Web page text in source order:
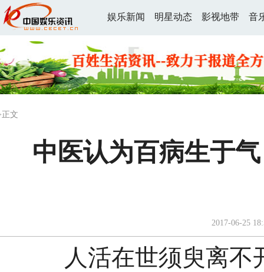
娱乐新闻 明星动态 影视地带 音
文
中医认为百病生于
2017-06-25
人活在世须臾离不